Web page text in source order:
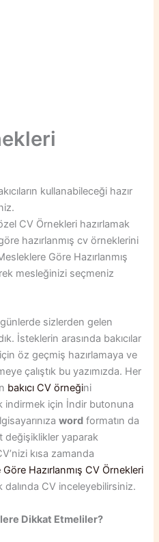
kullanabileceği hazır
CV Örnekleri hazırlamak
hazırlanmış cv örneklerini
Göre Hazırlanmış
mesleğinizi seçmeniz
sizlerden gelen
İsteklerin arasında bakıcılar
öz geçmiş hazırlamaya ve
çalıştık bu yazımızda. Her
bakıcı CV örneğini
indirmek için İndir butonuna
word formatın da
değişiklikler yaparak
kısa zamanda
Hazırlanmış CV Örnekleri
CV inceleyebilirsiniz.
Dikkat Etmeliler?